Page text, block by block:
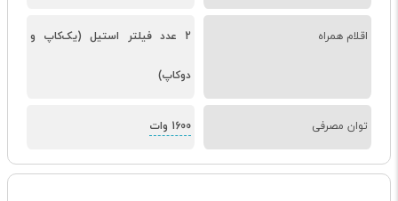
اقلام همراه 2 عدد فیلتر استیل (یک‌کاپ و
دو‌کاپ)
توان مصرفی 1600 وات